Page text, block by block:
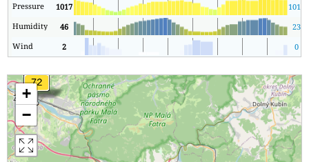
Pressure 1017 1014
Humidity
46
23
Wind
2 0
+
−